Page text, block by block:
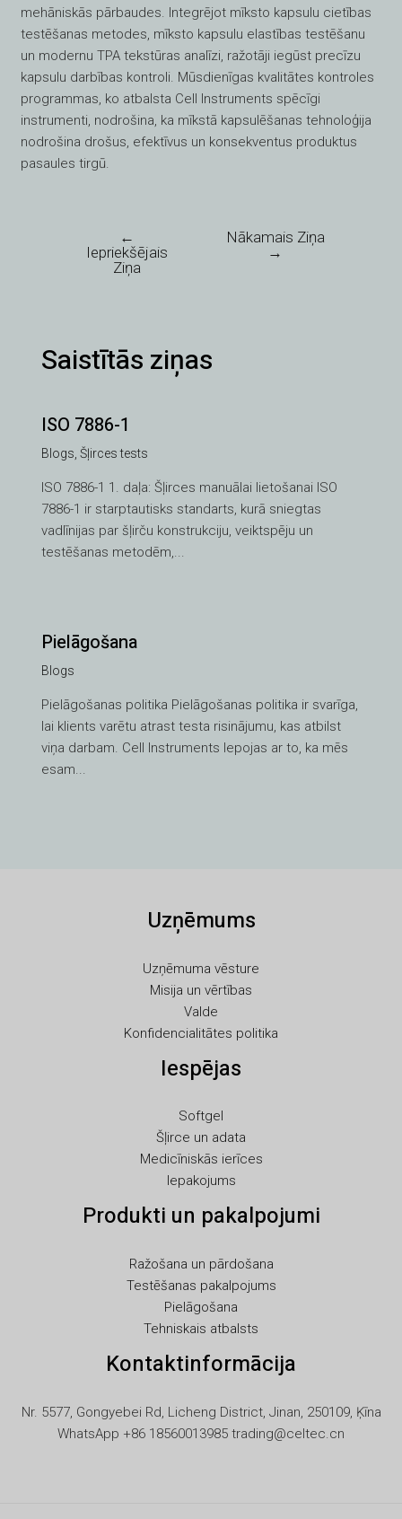
mehāniskās pārbaudes. Integrējot mīksto kapsulu cietības
testēšanas metodes, mīksto kapsulu elastības testēšanu
un modernu TPA tekstūras analīzi, ražotāji iegūst precīzu
kapsulu darbības kontroli. Mūsdienīgas kvalitātes kontroles
programmas, ko atbalsta Cell Instruments spēcīgi
instrumenti, nodrošina, ka mīkstā kapsulēšanas tehnoloģija
nodrošina drošus, efektīvus un konsekventus produktus
pasaules tirgū.
←
Iepriekšējais
Ziņa
Nākamais Ziņa
→
Saistītās ziņas
ISO 7886-1
Blogs Šļirces tests
ISO 7886-1 1. daļa: Šļirces manuālai lietošanai ISO
7886-1 ir starptautisks standarts, kurā sniegtas
vadlīnijas par šļirču konstrukciju, veiktspēju un
testēšanas metodēm,...
Pielāgošana
Blogs
Pielāgošanas politika Pielāgošanas politika ir svarīga,
lai klients varētu atrast testa risinājumu, kas atbilst
viņa darbam. Cell Instruments lepojas ar to, ka mēs
esam...
Uzņēmums
Uzņēmuma vēsture
Misija un vērtības
Valde
Konfidencialitātes politika
Iespējas
Softgel
Šļirce un adata
Medicīniskās ierīces
Iepakojums
Produkti un pakalpojumi
Ražošana un pārdošana
Testēšanas pakalpojums
Pielāgošana
Tehniskais atbalsts
Kontaktinformācija
Nr. 5577, Gongyebei Rd, Licheng District, Jinan, 250109, Ķīna
WhatsApp +86 18560013985 trading@celtec.cn
DE
TH